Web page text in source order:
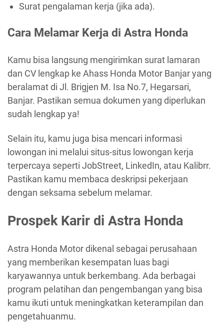
Surat pengalaman kerja (jika ada).
Cara Melamar Kerja di Astra Honda
Kamu bisa langsung mengirimkan surat lamaran
dan CV lengkap ke Ahass Honda Motor Banjar yang
beralamat di Jl. Brigjen M. Isa No.7, Hegarsari,
Banjar. Pastikan semua dokumen yang diperlukan
sudah lengkap ya!
Selain itu, kamu juga bisa mencari informasi
lowongan ini melalui situs-situs lowongan kerja
terpercaya seperti JobStreet, LinkedIn, atau Kalibrr.
Pastikan kamu membaca deskripsi pekerjaan
dengan seksama sebelum melamar.
Prospek Karir di Astra Honda
Astra Honda Motor dikenal sebagai perusahaan
yang memberikan kesempatan luas bagi
karyawannya untuk berkembang. Ada berbagai
program pelatihan dan pengembangan yang bisa
kamu ikuti untuk meningkatkan keterampilan dan
pengetahuanmu.